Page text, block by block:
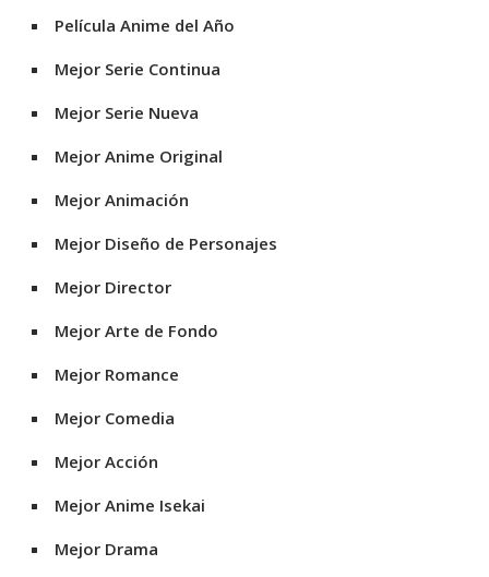
Película Anime del Año
Mejor Serie Continua
Mejor Serie Nueva
Mejor Anime Original
Mejor Animación
Mejor Diseño de Personajes
Mejor Director
Mejor Arte de Fondo
Mejor Romance
Mejor Comedia
Mejor Acción
Mejor Anime Isekai
Mejor Drama